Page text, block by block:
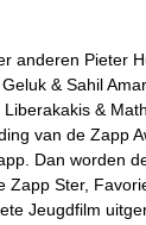
anderen Pieter
& Sahil
&
van de Zapp
Dan worden
Zapp Ster,
Jeugdfilm